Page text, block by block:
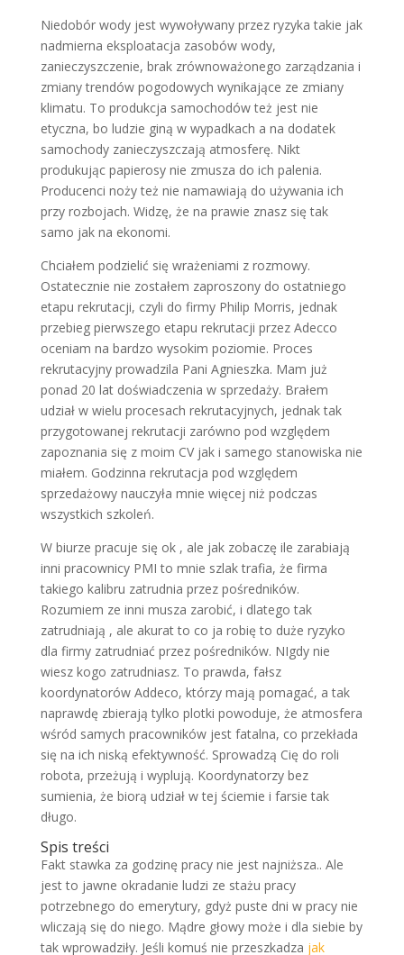
Niedobór wody jest wywoływany przez ryzyka takie jak
nadmierna eksploatacja zasobów wody,
zanieczyszczenie, brak zrównoważonego zarządzania i
zmiany trendów pogodowych wynikające ze zmiany
klimatu. To produkcja samochodów też jest nie
etyczna, bo ludzie giną w wypadkach a na dodatek
samochody zanieczyszczają atmosferę. Nikt
produkując papierosy nie zmusza do ich palenia.
Producenci noży też nie namawiają do używania ich
przy rozbojach. Widzę, że na prawie znasz się tak
samo jak na ekonomi.
Chciałem podzielić się wrażeniami z rozmowy.
Ostatecznie nie zostałem zaproszony do ostatniego
etapu rekrutacji, czyli do firmy Philip Morris, jednak
przebieg pierwszego etapu rekrutacji przez Adecco
oceniam na bardzo wysokim poziomie. Proces
rekrutacyjny prowadzila Pani Agnieszka. Mam już
ponad 20 lat doświadczenia w sprzedaży. Brałem
udział w wielu procesach rekrutacyjnych, jednak tak
przygotowanej rekrutacji zarówno pod względem
zapoznania się z moim CV jak i samego stanowiska nie
miałem. Godzinna rekrutacja pod względem
sprzedażowy nauczyła mnie więcej niż podczas
wszystkich szkoleń.
W biurze pracuje się ok , ale jak zobaczę ile zarabiają
inni pracownicy PMI to mnie szlak trafia, że firma
takiego kalibru zatrudnia przez pośredników.
Rozumiem ze inni musza zarobić, i dlatego tak
zatrudniają , ale akurat to co ja robię to duże ryzyko
dla firmy zatrudniać przez pośredników. NIgdy nie
wiesz kogo zatrudniasz. To prawda, fałsz
koordynatorów Addeco, którzy mają pomagać, a tak
naprawdę zbierają tylko plotki powoduje, że atmosfera
wśród samych pracowników jest fatalna, co przekłada
się na ich niską efektywność. Sprowadzą Cię do roli
robota, przeżują i wyplują. Koordynatorzy bez
sumienia, że biorą udział w tej ściemie i farsie tak
długo.
Spis treści
Fakt stawka za godzinę pracy nie jest najniższa.. Ale
jest to jawne okradanie ludzi ze stażu pracy
potrzebnego do emerytury, gdyż puste dni w pracy nie
wliczają się do niego. Mądre głowy może i dla siebie by
tak wprowadziły. Jeśli komuś nie przeszkadza jak